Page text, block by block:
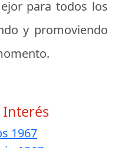
para todos los
y promoviendo
Interés
1967